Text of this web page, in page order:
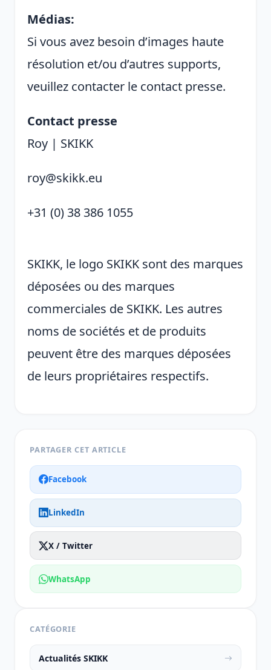
Médias:
Si vous avez besoin d’images haute
résolution et/ou d’autres supports,
veuillez contacter le contact presse.
Contact presse
Roy | SKIKK
roy@skikk.eu
+31 (0) 38 386 1055
SKIKK, le logo SKIKK sont des marques
déposées ou des marques
commerciales de SKIKK. Les autres
noms de sociétés et de produits
peuvent être des marques déposées
de leurs propriétaires respectifs.
PARTAGER CET ARTICLE
Facebook
LinkedIn
X / Twitter
WhatsApp
CATÉGORIE
Actualités SKIKK